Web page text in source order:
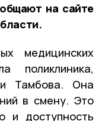
на сайте
медицинских
поликлиника,
Тамбова. Она
в смену. Это
и доступность